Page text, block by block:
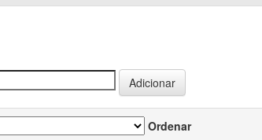
Ordenar